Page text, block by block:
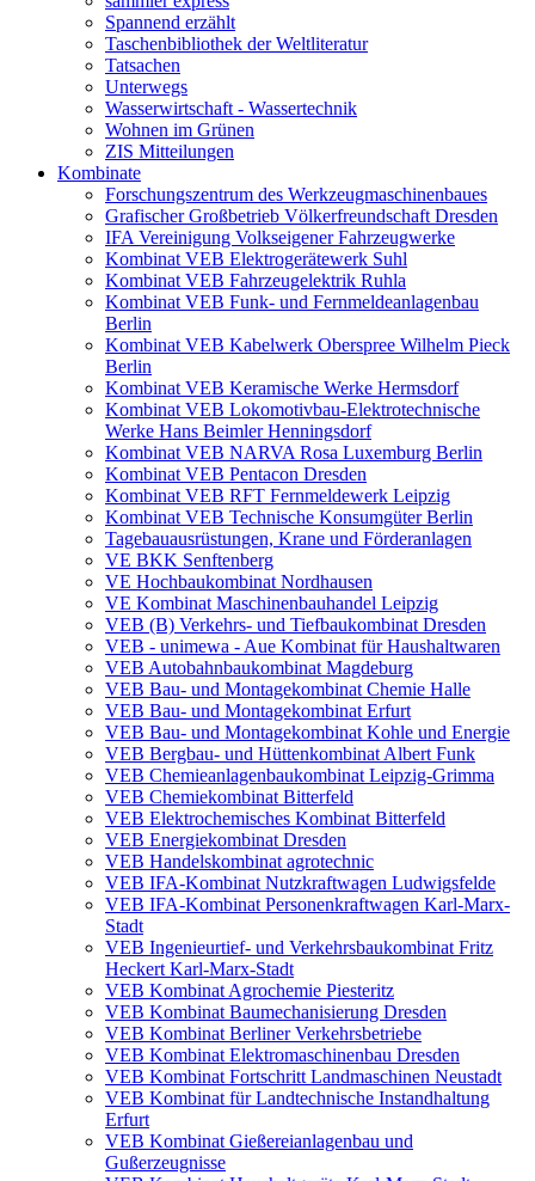
Spannend erzählt
Taschenbibliothek der Weltliteratur
Tatsachen
Unterwegs
Wasserwirtschaft - Wassertechnik
Wohnen im Grünen
ZIS Mitteilungen
Kombinate
Forschungszentrum des Werkzeugmaschinenbaues
Grafischer Großbetrieb Völkerfreundschaft Dresden
IFA Vereinigung Volkseigener Fahrzeugwerke
Kombinat VEB Elektrogerätewerk Suhl
Kombinat VEB Fahrzeugelektrik Ruhla
Kombinat VEB Funk- und Fernmeldeanlagenbau
Berlin
Kombinat VEB Kabelwerk Oberspree Wilhelm Pieck
Berlin
Kombinat VEB Keramische Werke Hermsdorf
Kombinat VEB Lokomotivbau-Elektrotechnische
Werke Hans Beimler Henningsdorf
Kombinat VEB NARVA Rosa Luxemburg Berlin
Kombinat VEB Pentacon Dresden
Kombinat VEB RFT Fernmeldewerk Leipzig
Kombinat VEB Technische Konsumgüter Berlin
Tagebauausrüstungen, Krane und Förderanlagen
VE BKK Senftenberg
VE Hochbaukombinat Nordhausen
VE Kombinat Maschinenbauhandel Leipzig
VEB (B) Verkehrs- und Tiefbaukombinat Dresden
VEB - unimewa - Aue Kombinat für Haushaltwaren
VEB Autobahnbaukombinat Magdeburg
VEB Bau- und Montagekombinat Chemie Halle
VEB Bau- und Montagekombinat Erfurt
VEB Bau- und Montagekombinat Kohle und Energie
VEB Bergbau- und Hüttenkombinat Albert Funk
VEB Chemieanlagenbaukombinat Leipzig-Grimma
VEB Chemiekombinat Bitterfeld
VEB Elektrochemisches Kombinat Bitterfeld
VEB Energiekombinat Dresden
VEB Handelskombinat agrotechnic
VEB IFA-Kombinat Nutzkraftwagen Ludwigsfelde
VEB IFA-Kombinat Personenkraftwagen Karl-Marx-
Stadt
VEB Ingenieurtief- und Verkehrsbaukombinat Fritz
Heckert Karl-Marx-Stadt
VEB Kombinat Agrochemie Piesteritz
VEB Kombinat Baumechanisierung Dresden
VEB Kombinat Berliner Verkehrsbetriebe
VEB Kombinat Elektromaschinenbau Dresden
VEB Kombinat Fortschritt Landmaschinen Neustadt
VEB Kombinat für Landtechnische Instandhaltung
Erfurt
VEB Kombinat Gießereianlagenbau und
Gußerzeugnisse